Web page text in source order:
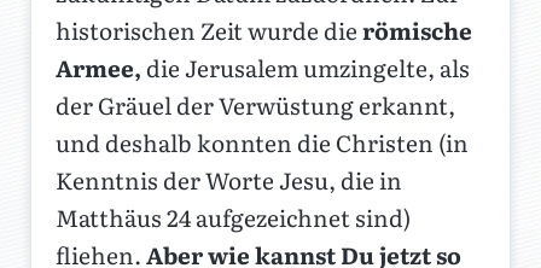
historischen Zeit wurde dierömische
Armee, die Jerusalem umzingelte, als
der Gräuel der Verwüstung erkannt,
und deshalb konnten die Christen (in
Kenntnis der Worte Jesu, die in
Matthäus 24 aufgezeichnet sind)
fliehen.Aber wie kannst Du jetzt so